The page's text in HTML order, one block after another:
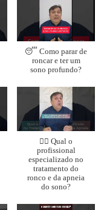
😴 Como parar de
roncar e ter um
sono profundo?
👨‍⚕️ Qual o
profissional
especializado no
tratamento do
ronco e da apneia
do sono?